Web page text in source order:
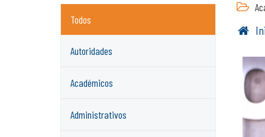
Todos
Autoridades
Académicos
Administrativos